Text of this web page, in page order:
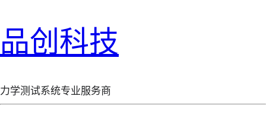
品创科技
力学测试系统专业服务商